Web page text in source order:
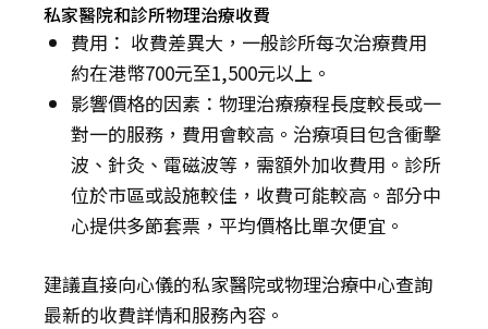
私家醫院和診所物理治療收費
費用： 收費差異大，一般診所每次治療費用
約在港幣700元至1,500元以上。
影響價格的因素：物理治療療程長度較長或一
對一的服務，費用會較高。治療項目包含衝擊
波、針灸、電磁波等，需額外加收費用。診所
位於市區或設施較佳，收費可能較高。部分中
心提供多節套票，平均價格比單次便宜。
建議直接向心儀的私家醫院或物理治療中心查詢
最新的收費詳情和服務內容。